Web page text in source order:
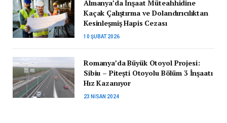
Almanya’da İnşaat Müteahhidine
Kaçak Çalıştırma ve Dolandırıcılıktan
Kesinleşmiş Hapis Cezası
10 ŞUBAT 2026
Romanya’da Büyük Otoyol Projesi:
Sibiu – Pitești Otoyolu Bölüm 3 İnşaatı
Hız Kazanıyor
23 NISAN 2024